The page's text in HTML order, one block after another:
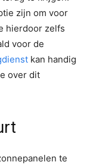
zijn om voor
hierdoor zelfs
voor de
kan handig
over dit
te